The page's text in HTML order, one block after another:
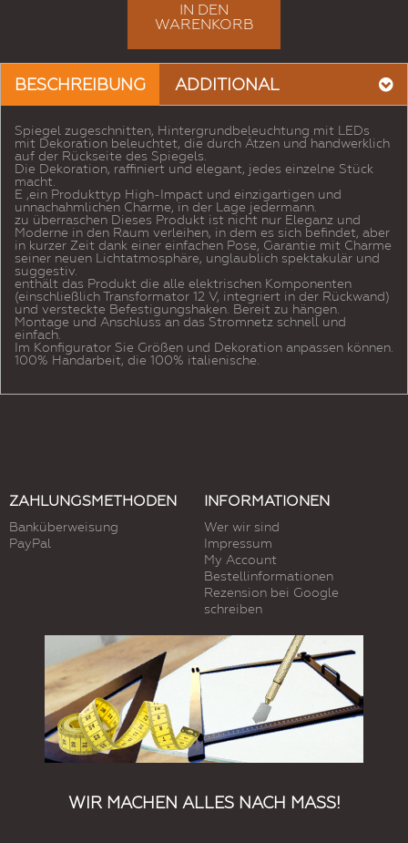
IN DEN
WARENKORB
BESCHREIBUNG ADDITIONAL
Spiegel zugeschnitten, Hintergrundbeleuchtung mit LEDs
mit Dekoration beleuchtet, die durch Ätzen und handwerklich
auf der Rückseite des Spiegels.
Die Dekoration, raffiniert und elegant, jedes einzelne Stück
macht.
E ‚ein Produkttyp High-Impact und einzigartigen und
unnachahmlichen Charme, in der Lage jedermann.
zu überraschen Dieses Produkt ist nicht nur Eleganz und
Moderne in den Raum verleihen, in dem es sich befindet, aber
in kurzer Zeit dank einer einfachen Pose, Garantie mit Charme
seiner neuen Lichtatmosphäre, unglaublich spektakulär und
suggestiv.
enthält das Produkt die alle elektrischen Komponenten
(einschließlich Transformator 12 V, integriert in der Rückwand)
und versteckte Befestigungshaken. Bereit zu hängen.
Montage und Anschluss an das Stromnetz schnell und
einfach.
Im Konfigurator Sie Größen und Dekoration anpassen können.
100% Handarbeit, die 100% italienische.
ZAHLUNGSMETHODEN
Banküberweisung
PayPal
INFORMATIONEN
Wer wir sind
Impressum
My Account
Bestellinformationen
Rezension bei Google
schreiben
WIR MACHEN ALLES NACH MASS!